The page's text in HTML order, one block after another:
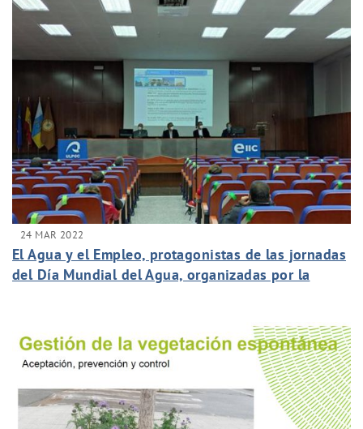
24 MAR 2022
El Agua y el Empleo, protagonistas de las jornadas
del Día Mundial del Agua, organizadas por la